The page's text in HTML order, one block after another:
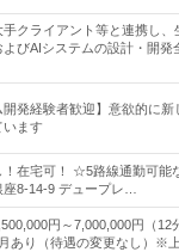
クライアント等と連携し、
よびAIシステムの設計・開発
開発経験者歓迎】意欲的に
います
在宅可！ ☆5路線通勤可能
8-14-9 デュープレ…
円～7,000,000円（
あり（待遇の変更なし）※